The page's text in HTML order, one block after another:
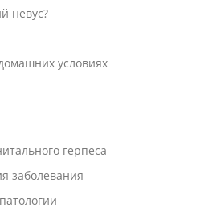
невус?
условиях
герпеса
заболевания